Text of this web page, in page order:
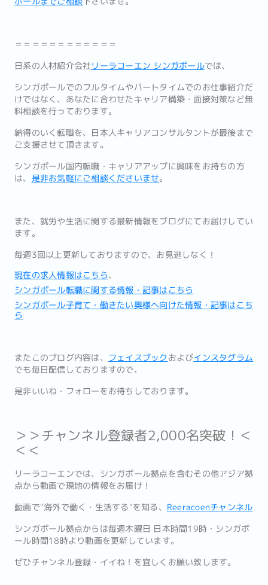
＝＝＝＝＝＝＝＝＝＝＝＝
日系の人材紹介会社リーラコーエン シンガポールでは、
シンガポールでのフルタイムやパートタイムでのお仕事紹介だ
けではなく、あなたに合わせたキャリア構築・面接対策など無
料相談を行っております。
納得のいく転職を、日本人キャリアコンサルタントが最後まで
ご支援させて頂きます。
シンガポール国内転職・キャリアアップに興味をお持ちの方
は、 是非お気軽にご相談くださいませ。
また、就労や生活に関する最新情報をブログにてお届けしてい
ます。
毎週3回以上更新しておりますので、お見逃しなく！
現在の求人情報はこちら、
シンガポール転職に関する情報・記事はこちら
シンガポール子育て・働きたい奥様へ向けた情報・記事はこち
ら
またこのブログ内容は、 フェイスブック およびインスタグラム
でも毎日配信しておりますので、
是非いいね・フォローをお待ちしております。
＞＞チャンネル登録者2,000名突破！＜
＜＜
リーラコーエンでは、シンガポール拠点を含むその他アジア拠
点から動画で現地の情報をお届け！
動画で"海外で働く・生活する"を知る、 Reeracoenチャンネル
シンガポール拠点からは毎週木曜日 日本時間19時・シンガポ
ール時間18時より動画を更新しています。
ぜひチャンネル登録・イイね！を宜しくお願い致します。